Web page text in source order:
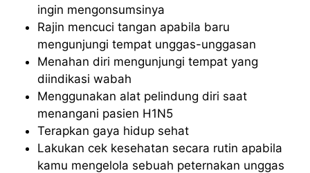
ingin mengonsumsinya
Rajin mencuci tangan apabila baru
mengunjungi tempat unggas-unggasan
Menahan diri mengunjungi tempat yang
diindikasi wabah
Menggunakan alat pelindung diri saat
menangani pasien H1N5
Terapkan gaya hidup sehat
Lakukan cek kesehatan secara rutin apabila
kamu mengelola sebuah peternakan unggas